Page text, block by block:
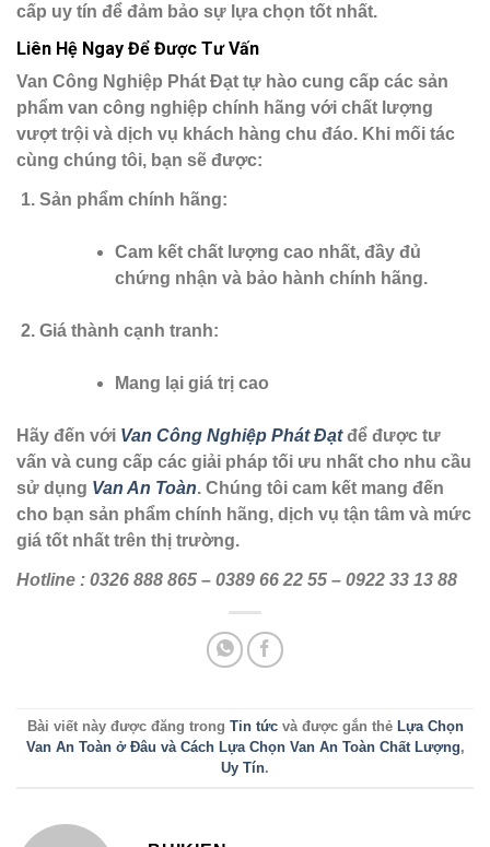
cấp uy tín để đảm bảo sự lựa chọn tốt nhất.
Liên Hệ Ngay Để Được Tư Vấn
Van Công Nghiệp Phát Đạt tự hào cung cấp các sản
phẩm van công nghiệp chính hãng với chất lượng
vượt trội và dịch vụ khách hàng chu đáo. Khi mối tác
cùng chúng tôi, bạn sẽ được:
Sản phẩm chính hãng:
Cam kết chất lượng cao nhất, đầy đủ
chứng nhận và bảo hành chính hãng.
Giá thành cạnh tranh:
Mang lại giá trị cao
Hãy đến với Van Công Nghiệp Phát Đạtđể được tư
vấn và cung cấp các giải pháp tối ưu nhất cho nhu cầu
sử dụng Van An Toàn. Chúng tôi cam kết mang đến
cho bạn sản phẩm chính hãng, dịch vụ tận tâm và mức
giá tốt nhất trên thị trường.
Hotline : 0326 888 865 – 0389 66 22 55 – 0922 33 13 88
Bài viết này được đăng trong Tin tứcvà được gắn thẻ Lựa Chọn
Van An Toàn ở Đâu và Cách Lựa Chọn Van An Toàn Chất Lượng,
Uy Tín.